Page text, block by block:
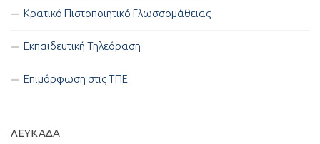
Κρατικό Πιστοποιητικό Γλωσσομάθειας
Εκπαιδευτική Τηλεόραση
Επιμόρφωση στις ΤΠΕ
ΛΕΥΚΑΔΑ